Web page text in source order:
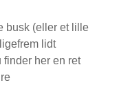
busk (eller et lille
lidt
finder her en ret